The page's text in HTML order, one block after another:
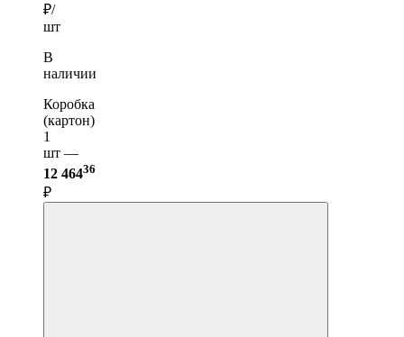
₽/
шт
В
наличии
Коробка
(картон)
1
шт —
12 46436
₽